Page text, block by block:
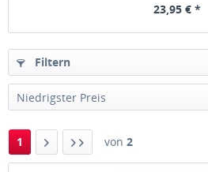
23,95 € *
Filtern
1 von 2